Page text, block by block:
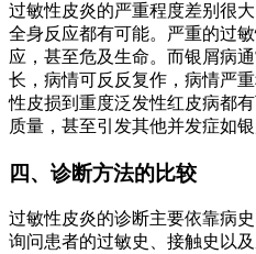
过敏性皮炎的严重程度差别很
全身反应都有可能。严重的过
应，甚至危及生命。而银屑病
长，病情可反反复作，病情严
性皮损到重度泛发性红皮病都
质量，甚至引发其他并发症如银
四、诊断方法的比较
过敏性皮炎的诊断主要依靠病
询问患者的过敏史、接触史以